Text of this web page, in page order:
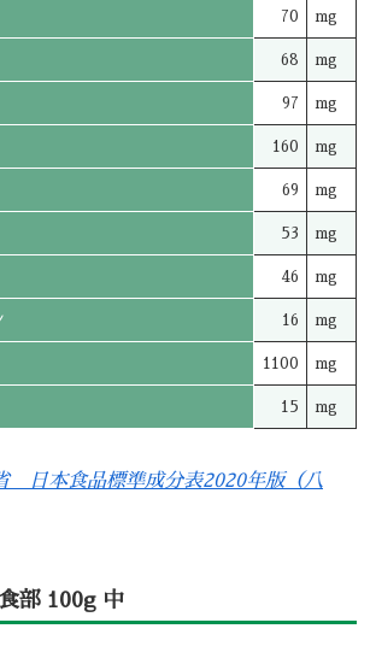
70 mg
68 mg
97 mg
160 mg
69 mg
53 mg
46 mg
16 mg
1100 mg
15 mg
日本食品標準成分表2020年版（八
部 100g 中